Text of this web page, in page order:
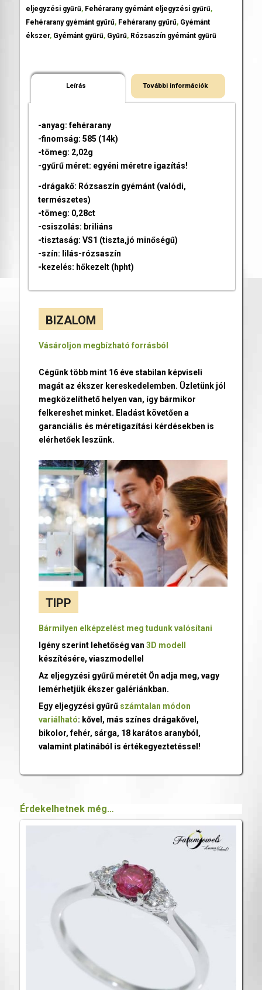
eljegyzési gyűrű, Fehérarany gyémánt eljegyzési gyűrű,
Fehérarany gyémánt gyűrű, Fehérarany gyűrű, Gyémánt
ékszer, Gyémánt gyűrű, Gyűrű, Rózsaszín gyémánt gyűrű
Leírás További információk
-anyag: fehérarany
-finomság: 585 (14k)
-tömeg: 2,02g
-gyűrű méret: egyéni méretre igazítás!
-drágakő: Rózsaszín gyémánt (valódi,
természetes)
-tömeg: 0,28ct
-csiszolás: briliáns
-tisztaság: VS1 (tiszta,jó minőségű)
-szín: lilás-rózsaszín
-kezelés: hőkezelt (hpht)
BIZALOM
Vásároljon megbízható forrásból
Cégünk több mint 16 éve stabilan képviseli
magát az ékszer kereskedelemben. Üzletünk jól
megközelíthető helyen van, így bármikor
felkereshet minket. Eladást követően a
garanciális és méretigazítási kérdésekben is
elérhetőek leszünk.
TIPP
Bármilyen elképzelést meg tudunk valósítani
Igény szerint lehetőség van 3D modell
készítésére, viaszmodellel
Az eljegyzési gyűrű méretét Ön adja meg, vagy
lemérhetjük ékszer galériánkban.
Egy eljegyzési gyűrű számtalan módon
variálható: kővel, más színes drágakővel,
bikolor, fehér, sárga, 18 karátos aranyból,
valamint platinából is értékegyeztetéssel!
Érdekelhetnek még…